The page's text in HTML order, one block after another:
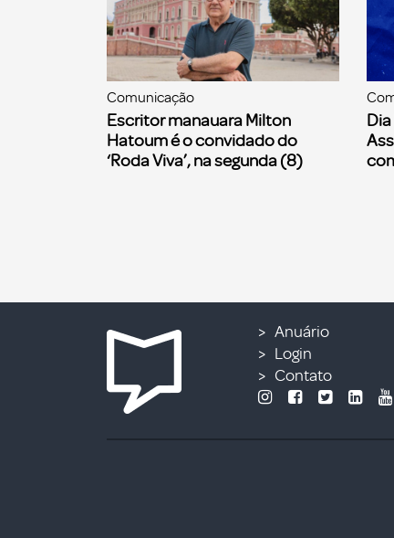
Comunicação
Escritor manauara Milton
Hatoum é o convidado do
‘Roda Viva’, na segunda (8)
Anuário
Login
Contato